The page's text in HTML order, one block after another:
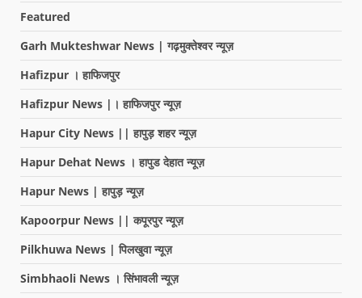
Featured
Garh Mukteshwar News | गढ़मुक्तेश्वर न्यूज़
Hafizpur । हाफिजपुर
Hafizpur News |। हाफिजपुर न्यूज़
Hapur City News || हापुड़ शहर न्यूज़
Hapur Dehat News । हापुड देहात न्यूज़
Hapur News | हापुड़ न्यूज़
Kapoorpur News || कपूरपुर न्यूज़
Pilkhuwa News | पिलखुवा न्यूज़
Simbhaoli News । सिंभावली न्यूज़